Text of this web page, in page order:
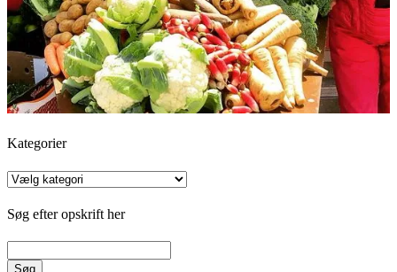
Kategorier
Kategorier
Søg efter opskrift her
Søg